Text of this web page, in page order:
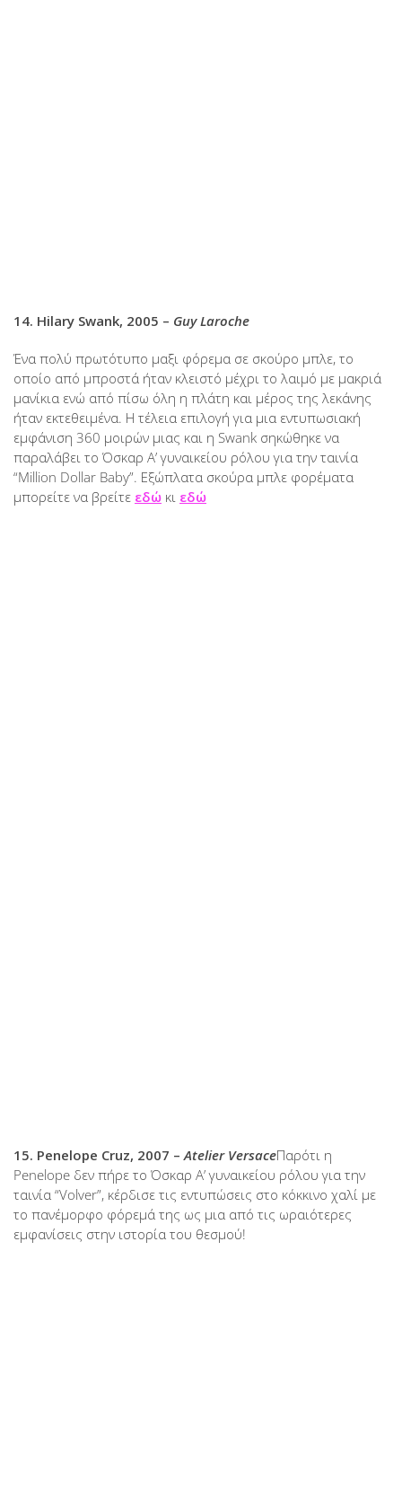
14. Hilary Swank, 2005 – Guy Laroche
Ένα πολύ πρωτότυπο μαξι φόρεμα σε σκούρο μπλε, το
οποίο από μπροστά ήταν κλειστό μέχρι το λαιμό με μακριά
μανίκια ενώ από πίσω όλη η πλάτη και μέρος της λεκάνης
ήταν εκτεθειμένα. Η τέλεια επιλογή για μια εντυπωσιακή
εμφάνιση 360 μοιρών μιας και η Swank σηκώθηκε να
παραλάβει το Όσκαρ Α’ γυναικείου ρόλου για την ταινία
“Million Dollar Baby”. Εξώπλατα σκούρα μπλε φορέματα
μπορείτε να βρείτε εδώ κι εδώ
15. Penelope Cruz, 2007 – Atelier VersaceΠαρότι η
Penelope δεν πήρε το Όσκαρ Α’ γυναικείου ρόλου για την
ταινία “Volver”, κέρδισε τις εντυπώσεις στο κόκκινο χαλί με
το πανέμορφο φόρεμά της ως μια από τις ωραιότερες
εμφανίσεις στην ιστορία του θεσμού!